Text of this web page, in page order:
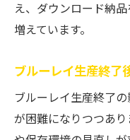
え、ダウンロード納
増えています。
ブルーレイ生産終了
ブルーレイ生産終了
が困難になりつつあ